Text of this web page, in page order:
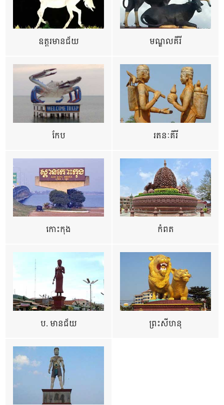
ឧត្ដរមានជ័យ មណ្ឌលគីរី
កែប រតនៈគីរី
កោះកុង កំពត
ប. មានជ័យ ព្រះសីហនុ